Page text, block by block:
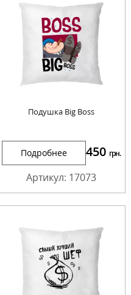
Подушка Big Boss
Подробнее 450 грн.
Артикул: 17073